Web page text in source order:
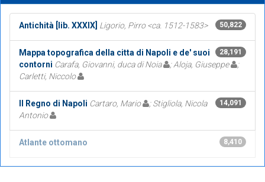
50,822
Antichità [lib. XXXIX] Ligorio, Pirro <ca. 1512-1583>
28,191
Mappa topografica della citta di Napoli e de' suoi
contorni Carafa, Giovanni, duca di Noia ; Aloja, Giuseppe
;
Carletti, Niccolo
14,091
Il Regno di Napoli Cartaro, Mario
; Stigliola, Nicola
Antonio
8,410
Atlante ottomano